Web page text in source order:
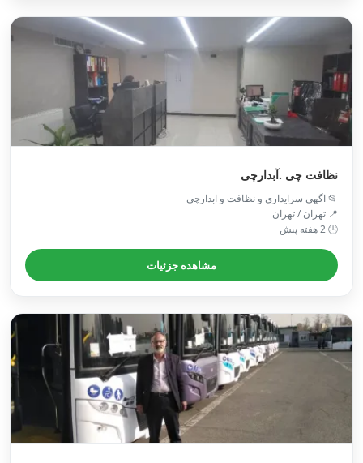
نظافت چی .آبدارچی
📂 اگهی سرایداری و نظافت و ابدارچی
📍 تهران / تهران
🕒 2 هفته پیش
مشاهده جزئیات